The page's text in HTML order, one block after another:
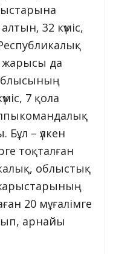
32 күміс,
жарысы да
7 қола
– үлкен
тоқталған
облыстық
20 мұғалімге
арнайы